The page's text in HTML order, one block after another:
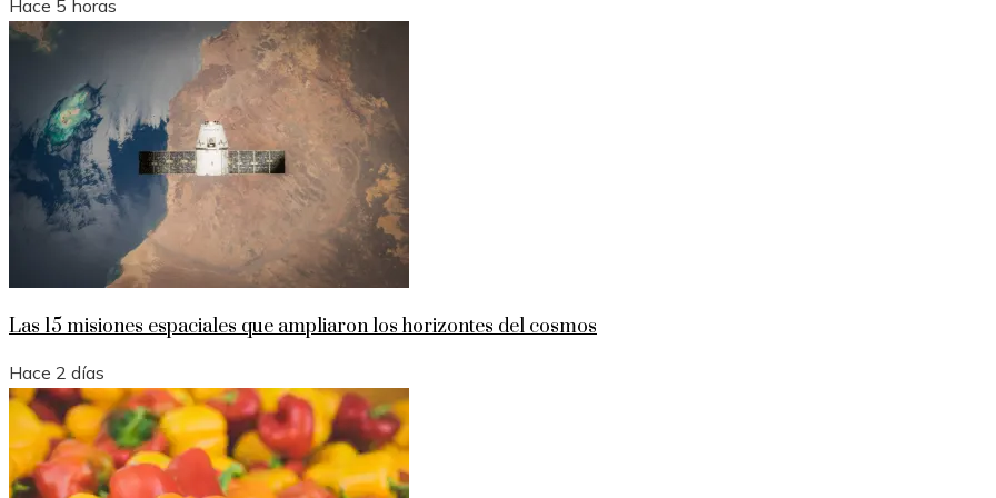
Hace 5 horas
Las 15 misiones espaciales que ampliaron los horizontes del cosmos
Hace 2 días